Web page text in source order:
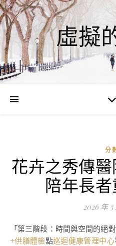
虛擬
分
花卉之秀傳
陪年長
2026 年 5
「第三階段：時間與空間的
+供膳體檢點巡迴健康管理中心